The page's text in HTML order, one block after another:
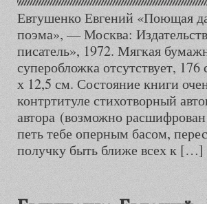
Евтушенко Евгений «Поющая
поэма», — Москва:
писатель», 1972. Мягкая
суперобложка отсутствует,
х 12,5 см. Состояние книги
контртитуле стихотворный
автора (возможно
петь тебе оперным басом,
получку быть ближе всех к […]